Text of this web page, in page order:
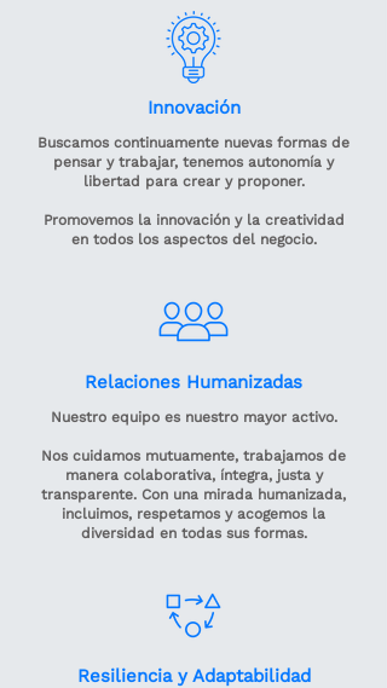
Innovación
Buscamos continuamente nuevas formas de
pensar y trabajar, tenemos autonomía y
libertad para crear y proponer.
Promovemos la innovación y la creatividad
en todos los aspectos del negocio.
Relaciones Humanizadas
Nuestro equipo es nuestro mayor activo.
Nos cuidamos mutuamente, trabajamos de
manera colaborativa, íntegra, justa y
transparente. Con una mirada humanizada,
incluimos, respetamos y acogemos la
diversidad en todas sus formas.
Resiliencia y Adaptabilidad